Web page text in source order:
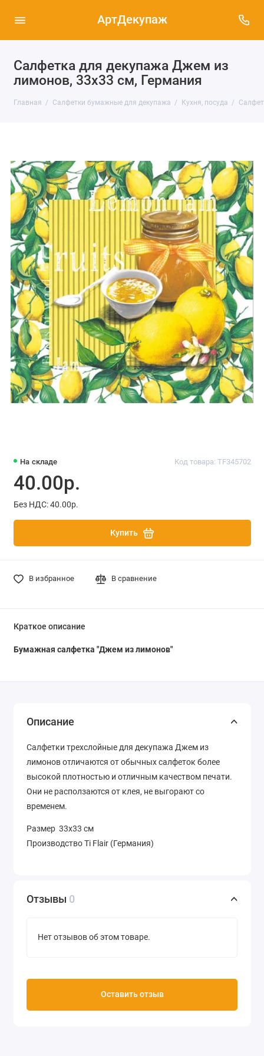
АртДекупаж
Салфетка для декупажа Джем из
лимонов, 33х33 см, Германия
Главная Салфетки бумажные для декупажа Кухня, посуда
На складе Код товара: TF345702
40.00р.
Без НДС: 40.00р.
Купить
В избранное В сравнение
Краткое описание
Бумажная салфетка "Джем из лимонов"
Описание
Салфетки трехслойные для декупажа Джем из
лимонов отличаются от обычных салфеток более
высокой плотностью и отличным качеством печати.
Они не расползаются от клея, не выгорают со
временем.
Размер 33х33 см
Производство Ti Flair (Германия)
Отзывы 0
Нет отзывов об этом товаре.
Оставить отзыв